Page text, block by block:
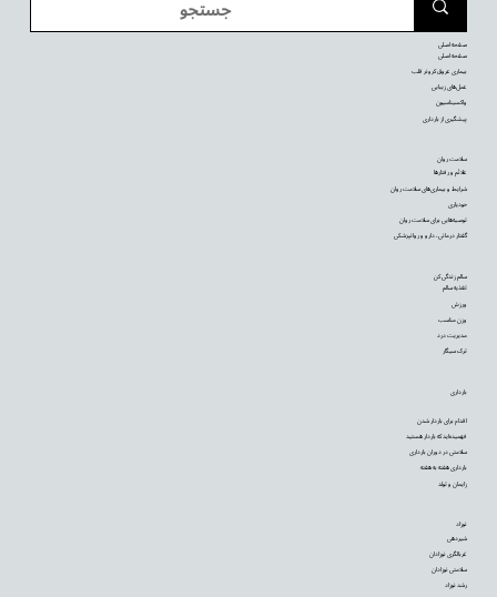
نوزاد
شیردهی
غربالگری نوزادان
سلامتی نوزادان
رشد نوزاد
بارداری
اقدام برای باردار شدن
فهمیده‌اید که باردار هستید
سلامتی در دوران بارداری
بارداری هفته به هفته
زایمان و تولد
سالم زندگی کن
تغذیه سالم
ورزش
وزن مناسب
مدیریت درد
ترک سیگار
سلامت روان
علائم و رفتارها
شرایط و بیماری‌های سلامت روان
خودیاری
توصیه‌‌هایی برای سلامت روان
گفتار درمانی، دارو و روانپزشکی
صفحه اصلی
صفحه اصلی
بیماری عروق کرونر قلب
عمل‌های زیبایی
واکسیناسیون
پیشگیری از بارداری